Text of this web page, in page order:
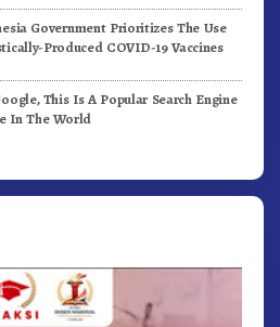
Government Prioritizes The Use
Produced COVID-19 Vaccines
This Is A Popular Search Engine
In The World